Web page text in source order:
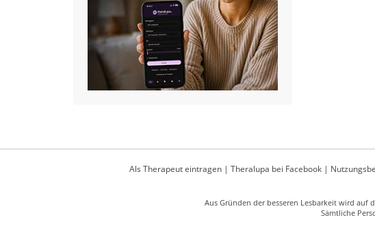
Als Therapeut eintragen| Theralupa bei Facebook|
Aus Gründen der besseren Lesbarkeit wird auf
Sämtliche